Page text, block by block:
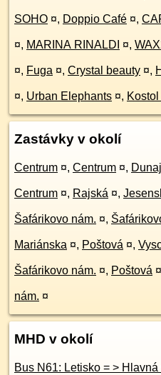
SOHO ¤, Doppio Café ¤,
¤, MARINA RINALDI ¤,
¤, Fuga ¤, Crystal beauty ¤,
¤, Urban Elephants ¤,
Zastávky v okolí
Centrum ¤, Centrum ¤,
Centrum ¤, Rajská ¤,
Šafárikovo nám. ¤,
Mariánska ¤, Poštová ¤,
Šafárikovo nám. ¤, Poštová ¤
nám. ¤
MHD v okolí
Bus N61: Letisko